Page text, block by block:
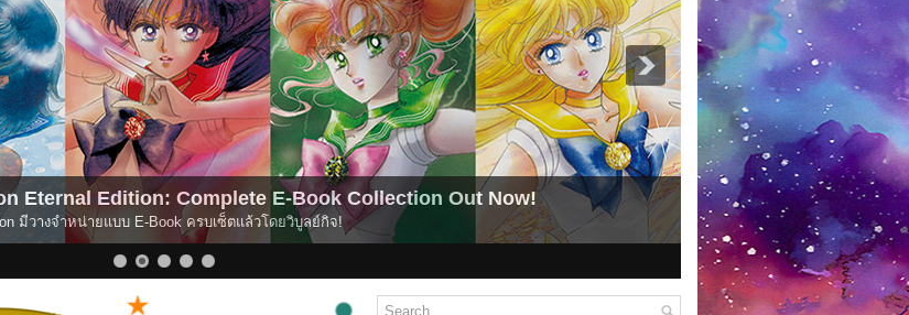
Edition: Complete E-Book Collection Out Now!
วางจำหน่ายแบบ E-Book ครบเซ็ตแล้วโดยวิบูลย์กิจ!
(NEWS) Pretty
(ข่าวสาร) อนิเมะ Pretty Guardian